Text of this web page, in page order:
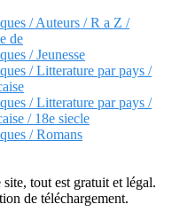
/ Auteurs / R a Z /
de
/ Jeunesse
/ Litterature par pays /
/ Litterature par pays /
/ 18e siecle
/ Romans
tout est gratuit et légal.
de téléchargement.